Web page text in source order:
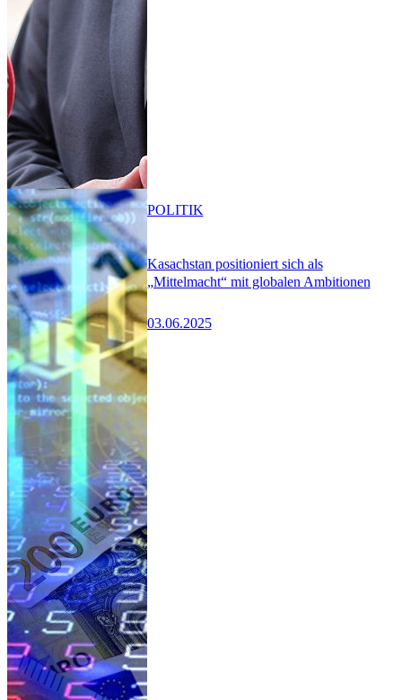
Kasachstan positioniert sich als
„Mittelmacht“ mit globalen Ambitionen
03.06.2025
POLITIK